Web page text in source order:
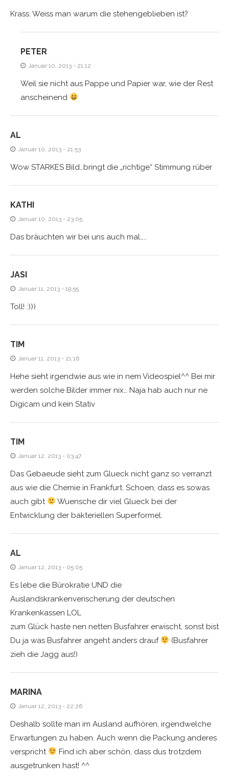
Krass. Weiss man warum die stehengeblieben ist?
PETER
Januar 10, 2013 - 21:12
Weil sie nicht aus Pappe und Papier war, wie der Rest
anscheinend
AL
Januar 10, 2013 - 21:53
Wow STARKES Bild…bringt die „richtige“ Stimmung rüber
KATHI
Januar 10, 2013 - 23:05
Das bräuchten wir bei uns auch mal…..
JASI
Januar 11, 2013 - 19:55
Toll! :)))
TIM
Januar 11, 2013 - 21:16
Hehe sieht irgendwie aus wie in nem Videospiel^^ Bei mir
werden solche Bilder immer nix… Naja hab auch nur ne
Digicam und kein Stativ
TIM
Januar 12, 2013 - 03:47
Das Gebaeude sieht zum Glueck nicht ganz so verranzt
aus wie die Chemie in Frankfurt. Schoen, dass es sowas
auch gibt
Wuensche dir viel Glueck bei der
Entwicklung der bakteriellen Superformel.
AL
Januar 12, 2013 - 05:05
Es lebe die Bürokratie UND die
Auslandskrankenverischerung der deutschen
Krankenkassen LOL
zum Glück haste nen netten Busfahrer erwischt, sonst bist
Du ja was Busfahrer angeht anders drauf
(Busfahrer
zieh die Jagg aus!)
MARINA
Januar 12, 2013 - 22:26
Deshalb sollte man im Ausland aufhören, irgendwelche
Erwartungen zu haben. Auch wenn die Packung anderes
verspricht
Find ich aber schön, dass dus trotzdem
ausgetrunken hast! ^^